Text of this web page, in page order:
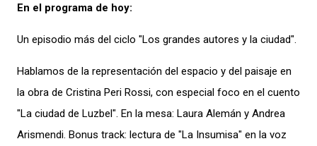
En el programa de hoy:
Un episodio más del ciclo "Los grandes autores y la ciudad".
Hablamos de la representación del espacio y del paisaje en
la obra de Cristina Peri Rossi, con especial foco en el cuento
"La ciudad de Luzbel". En la mesa: Laura Alemán y Andrea
Arismendi. Bonus track: lectura de "La Insumisa" en la voz